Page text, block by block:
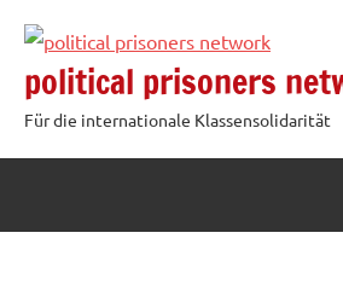
Inhalt
springen
political prisoners
Für die internationale Klassensolidarität